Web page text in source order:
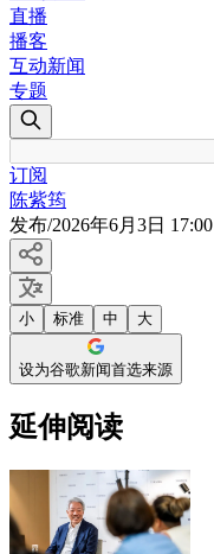
直播
播客
互动新闻
专题
订阅
陈紫筠
发布/2026年6月3日 17:00
小 标准 中 大
设为谷歌新闻首选来源
延伸阅读